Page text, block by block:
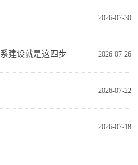
2026-07-30
2026-07-26
建设就是这四步
2026-07-22
2026-07-18